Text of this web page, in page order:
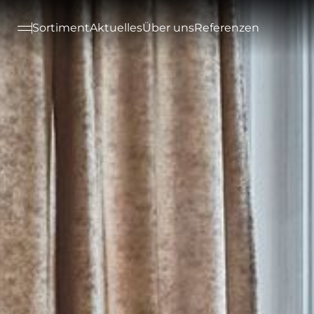
SortimentAktuellesÜber unsReferenzen